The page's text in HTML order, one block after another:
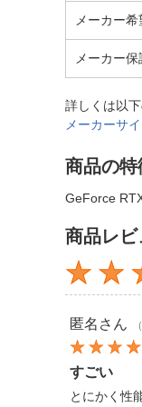
メーカー
メーカー
詳しくは以
メーカーサ
商品の特
GeForce
商品レビ
匿名 さん
すごい
とにかく性